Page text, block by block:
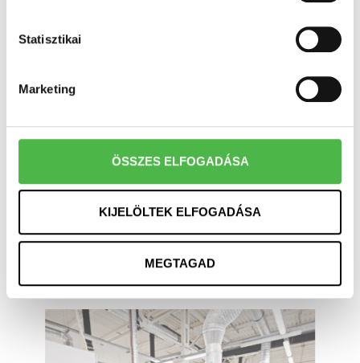
Statisztikai
Marketing
ÖSSZES ELFOGADÁSA
KIJELÖLTEK ELFOGADÁSA
MEGTAGAD